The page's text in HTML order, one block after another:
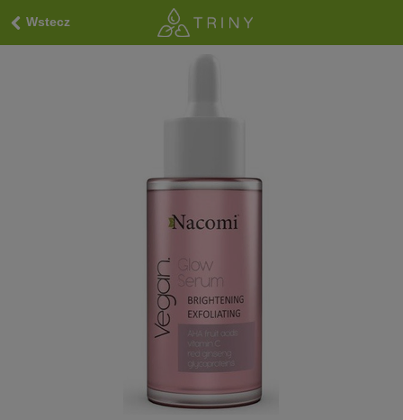
Wstecz